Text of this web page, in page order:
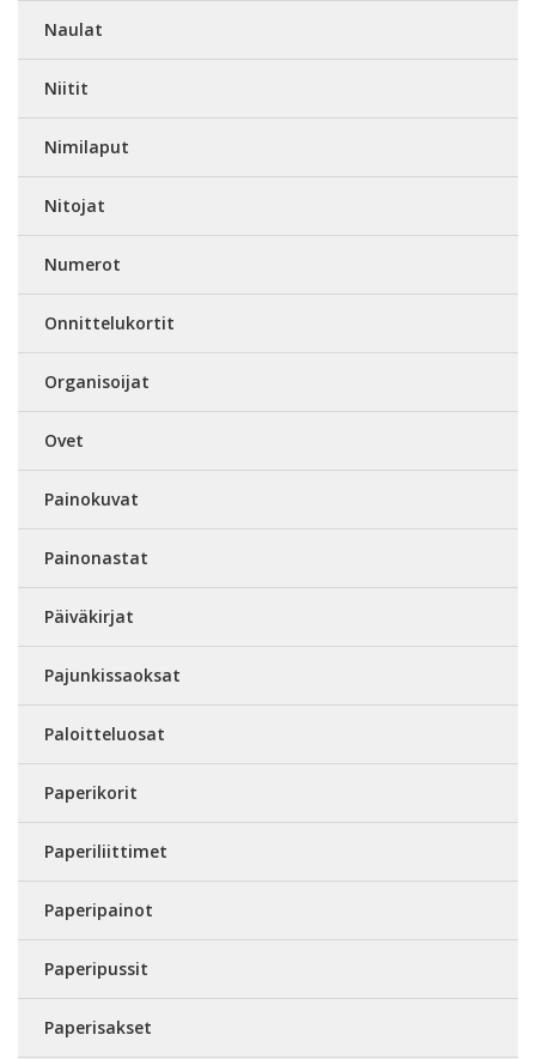
Naulat
Niitit
Nimilaput
Nitojat
Numerot
Onnittelukortit
Organisoijat
Ovet
Painokuvat
Painonastat
Päiväkirjat
Pajunkissaoksat
Paloitteluosat
Paperikorit
Paperiliittimet
Paperipainot
Paperipussit
Paperisakset